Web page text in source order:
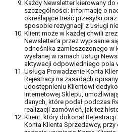
Każdy Newsletter kierowany
szczególności: informację o
określające treść przesyłki
sposobie rezygnacji z usługi
Klient może w każdej chwili
Newsletter’a przez wypisanie
odnośnika zamieszczonego w
wysłanej w ramach usługi
aktywacji odpowiedniego pola
Usługa Prowadzenie Konta
Rejestracji na zasadach
udostępnieniu Klientowi
Internetowej Sklepu,
danych, które podał podczas
realizacji zamówień, jak też
Klient, który dokonał
Konta Klienta Sprzedawcy,